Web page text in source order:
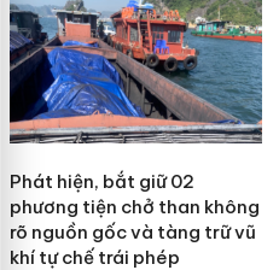
Phát hiện, bắt giữ 02
phương tiện chở than không
rõ nguồn gốc và tàng trữ vũ
khí tự chế trái phép